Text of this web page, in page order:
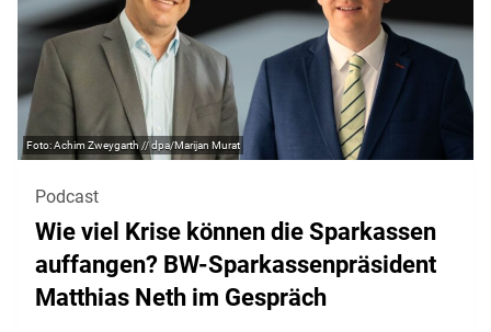
Achim Zweygarth // dpa/Marijan Murat
Podcast
Wie viel Krise können die Sparkassen
auffangen? BW-Sparkassenpräsident
Matthias Neth im Gespräch